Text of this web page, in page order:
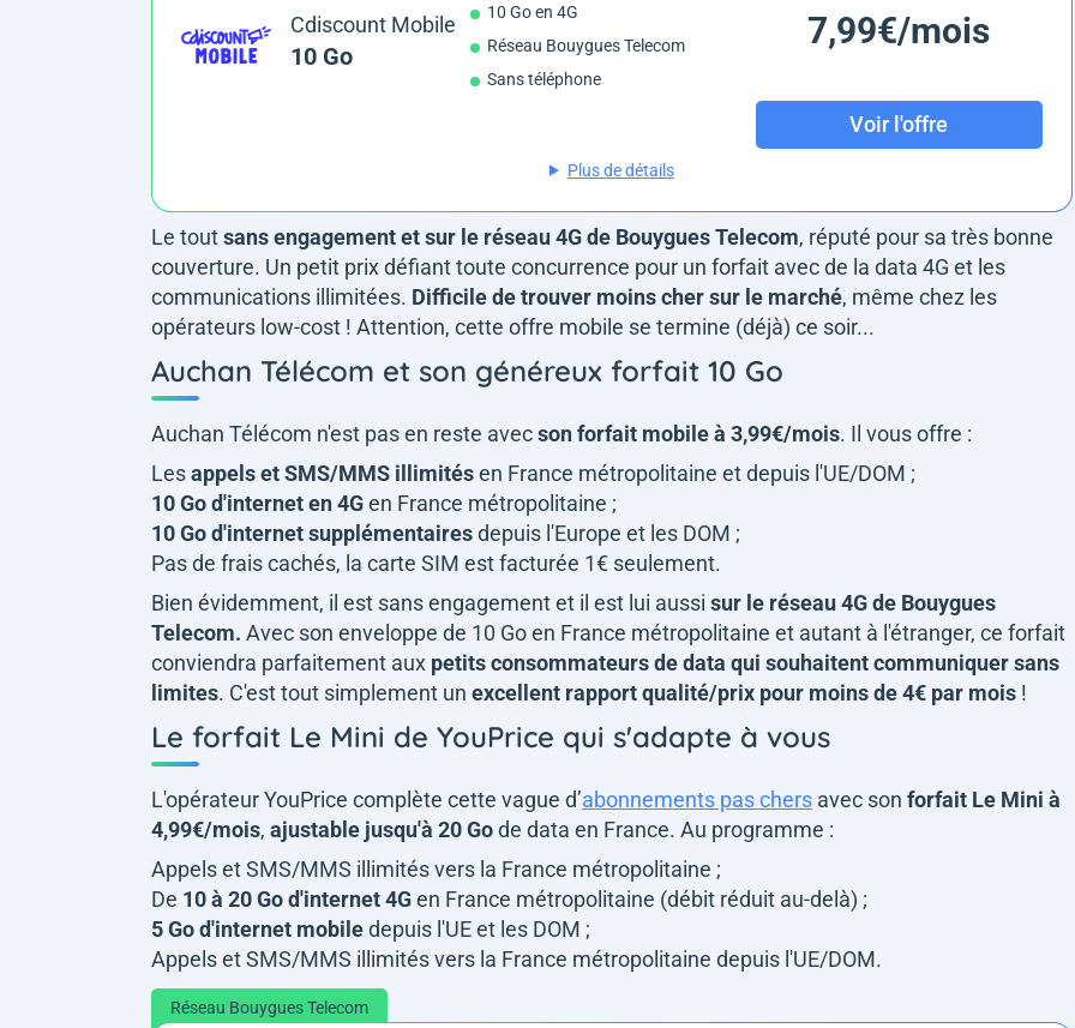
Cdiscount Mobile
10 Go
10 Go en 4G
Réseau Bouygues Telecom
Sans téléphone
7,99€/mois
Voir l'offre
Plus de détails
Le toutsans engagement et sur le réseau 4G de Bouygues Telecom, réputé pour sa très bonne
couverture. Un petit prix défiant toute concurrence pour un forfait avec de la data 4G et les
communications illimitées. Difficile de trouver moins cher sur le marché, même chez les
opérateurs low-cost ! Attention, cette offre mobile se termine (déjà) ce soir...
Auchan Télécom et son généreux forfait 10 Go
Auchan Télécom n'est pas en reste avecson forfait mobile à 3,99€/mois. Il vous offre :
Lesappels et SMS/MMS illimitésen France métropolitaine et depuis l'UE/DOM ;
10 Go d'internet en 4Gen France métropolitaine ;
10 Go d'internet supplémentairesdepuis l'Europe et les DOM ;
Pas de frais cachés, la carte SIM est facturée 1€ seulement.
Bien évidemment, il est sans engagement et il est lui aussi sur le réseau 4G de Bouygues
Telecom. Avec son enveloppe de 10 Go en France métropolitaine et autant à l'étranger, ce forfait
conviendra parfaitement aux petits consommateurs de data qui souhaitent communiquer sans
limites. C'est tout simplement un excellent rapport qualité/prix pour moins de 4€ par mois !
Le forfait Le Mini de YouPrice qui s'adapte à vous
L'opérateur YouPrice complète cette vague d’abonnements pas chers avec son forfait Le Mini à
4,99€/mois, ajustable jusqu'à 20 Gode data en France. Au programme :
Appels et SMS/MMS illimités vers la France métropolitaine ;
De 10 à 20 Go d'internet 4Gen France métropolitaine (débit réduit au-delà) ;
5 Go d'internet mobiledepuis l'UE et les DOM ;
Appels et SMS/MMS illimités vers la France métropolitaine depuis l'UE/DOM.
Réseau Bouygues Telecom